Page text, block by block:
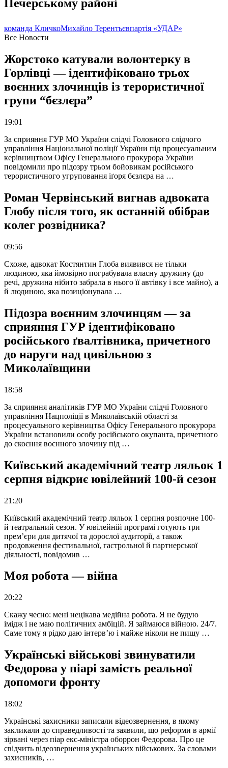
Печерському районі
команда КличкоМихайло Терентьєвпартія «УДАР»
Все Новости
Жорстоко катували волонтерку в
Горлівці — ідентифіковано трьох
воєнних злочинців із терористичної
групи “бєзлєра”
19:01
За сприяння ГУР МО України слідчі Головного слідчого
управління Національної поліції України під процесуальним
керівництвом Офісу Генерального прокурора України
повідомили про підозру трьом бойовикам російського
терористичного угруповання іґоря бєзлєра на …
Роман Червінський вигнав адвоката
Глобу після того, як останній обібрав
колег розвідника?
09:56
Схоже, адвокат Костянтин Глоба виявився не тільки
людиною, яка ймовірно пограбувала власну дружину (до
речі, дружина нібито забрала в нього її автівку і все майно), а
й людиною, яка позиціонувала …
Підозра воєнним злочинцям — за
сприяння ГУР ідентифіковано
російського ґвалтівника, причетного
до наруги над цивільною з
Миколаївщини
18:58
За сприяння аналітиків ГУР МО України слідчі Головного
управління Нацполіції в Миколаївській області за
процесуального керівництва Офісу Генерального прокурора
України встановили особу російського окупанта, причетного
до скоєння воєнного злочину під …
Київський академічний театр ляльок 1
серпня відкриє ювілейний 100-й сезон
21:20
Київський академічний театр ляльок 1 серпня розпочне 100-
й театральний сезон. У ювілейній програмі готують три
прем’єри для дитячої та дорослої аудиторії, а також
продовження фестивальної, гастрольної й партнерської
діяльності, повідомив …
Моя робота — війна
20:22
Скажу чесно: мені нецікава медійна робота. Я не будую
імідж і не маю політичних амбіцій. Я займаюся війною. 24/7.
Саме тому я рідко даю інтерв’ю і майже ніколи не пишу …
Українські військові звинуватили
Федорова у піарі замість реальної
допомоги фронту
18:02
Українські захисники записали відеозвернення, в якому
закликали до справедливості та заявили, що реформи в армії
зірвані через піар екс-міністра оборрон Федорова. Про це
свідчить відеозвернення українських військових. За словами
захисників, …